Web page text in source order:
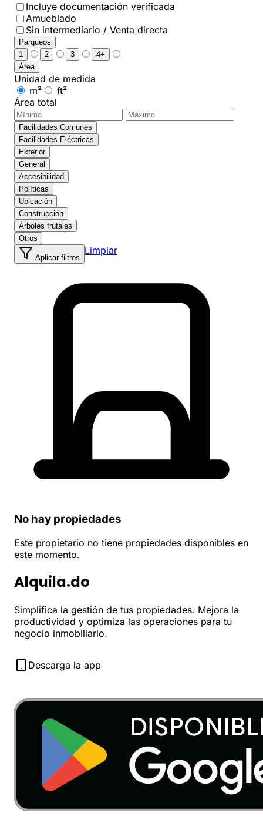
Incluye documentación verificada
Amueblado
Sin intermediario / Venta directa
Parqueos
1
2 3
4+
Área
Unidad de medida
m²
ft²
Área total
Facilidades Comunes
Facilidades Eléctricas
Exterior
General
Accesibilidad
Políticas
Ubicación
Construcción
Árboles frutales
Otros
Aplicar filtros
Limpiar
No hay propiedades
Este propietario no tiene propiedades disponibles en
este momento.
Alquila.do
Simplifica la gestión de tus propiedades. Mejora la
productividad y optimiza las operaciones para tu
negocio inmobiliario.
Descarga la app